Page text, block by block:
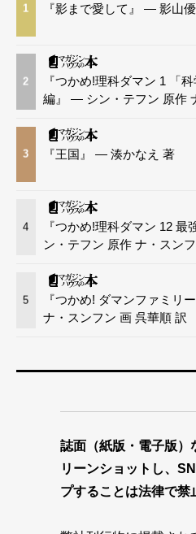
1 『影まで愛して』 — 影山
2
『つかめ!理科ダマン 1 「
編』 — シン・テフン 原作
3 『王国』 — 湊かなえ 著
4
『つかめ!理科ダマン 12
ン・テフン 原作 ナ・スン
5
『つかめ! ダマンファミリ
ナ・スンフン 画 呉華順 訳
誌面（紙版・電子版）
リーンショットし、
プすることは法律で禁